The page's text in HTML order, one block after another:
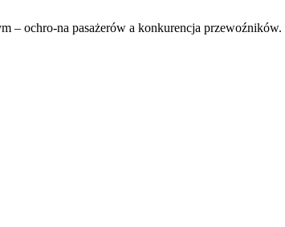
– ochro-na pasażerów a konkurencja przewoźników.